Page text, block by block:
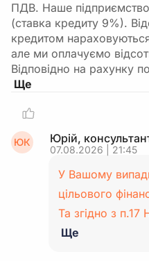
ПДВ. Наше
(ставка кредиту 9%).
кредитом
але ми оплачуємо
Відповідно на рахунку
ЮК Юрій,
07.08.2026 | 21:45
У Вашому
цільового
Та згідно з
Ще